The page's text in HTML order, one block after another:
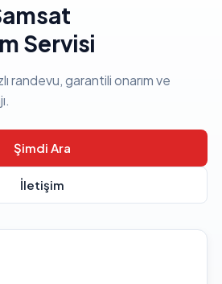
Servisi
randevu, garantili onarım ve
Şimdi Ara
İletişim